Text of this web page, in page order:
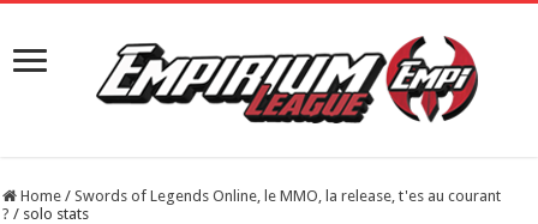
Home / Swords of Legends Online, le MMO, la release, t'es au courant
? / solo stats